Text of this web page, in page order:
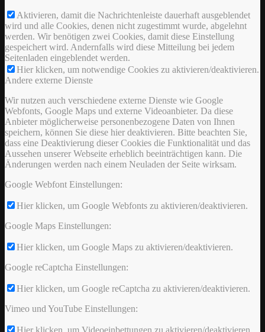
Aktivieren, damit die Nachrichtenleiste dauerhaft ausgeblendet
wird und alle Cookies, denen nicht zugestimmt wurde, abgelehnt
werden. Wir benötigen zwei Cookies, damit diese Einstellung
gespeichert wird. Andernfalls wird diese Mitteilung bei jedem
Seitenladen eingeblendet werden.
Hier klicken, um notwendige Cookies zu aktivieren/deaktivieren.
Andere externe Dienste
Wir nutzen auch verschiedene externe Dienste wie Google
Webfonts, Google Maps und externe Videoanbieter. Da diese
Anbieter möglicherweise personenbezogene Daten von Ihnen
speichern, können Sie diese hier deaktivieren. Bitte beachten Sie,
dass eine Deaktivierung dieser Cookies die Funktionalität und das
Aussehen unserer Webseite erheblich beeinträchtigen kann. Die
Änderungen werden nach einem Neuladen der Seite wirksam.
Google Webfont Einstellungen:
Hier klicken, um Google Webfonts zu aktivieren/deaktivieren.
Google Maps Einstellungen:
Hier klicken, um Google Maps zu aktivieren/deaktivieren.
Google reCaptcha Einstellungen:
Hier klicken, um Google reCaptcha zu aktivieren/deaktivieren.
Vimeo und YouTube Einstellungen: